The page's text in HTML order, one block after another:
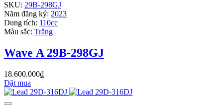
SKU: 29B-298GJ
Năm đăng ký: 2023
Dung tích: 110cc
Màu sắc: Trắng
Wave A 29B-298GJ
18.600.000₫
Đặt mua